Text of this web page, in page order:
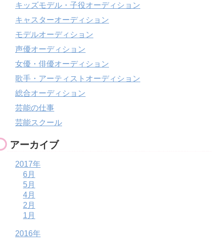
キッズモデル・子役オーディション
キャスターオーディション
モデルオーディション
声優オーディション
女優・俳優オーディション
歌手・アーティストオーディション
総合オーディション
芸能の仕事
芸能スクール
アーカイブ
2017年
6月
5月
4月
2月
1月
2016年